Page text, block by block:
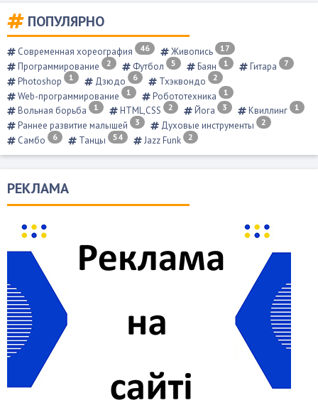
ПОПУЛЯРНО
Современная хореография 46 Живопись 17
Программирование 2 Футбол 5 Баян 1 Гитара 7
Photoshop 1 Дзюдо 6 Тхэквондо 2
Web-программирование 1 Робототехника 1
Вольная борьба 1 HTML,CSS 2 Йога 3 Квиллинг 1
Раннее развитие малышей 3 Духовые инструменты 2
Самбо 6 Танцы 54 Jazz Funk 2
РЕКЛАМА